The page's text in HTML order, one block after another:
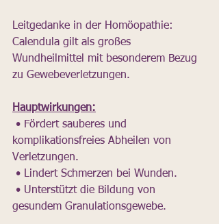
Leitgedanke in der Homöopathie:
Calendula gilt als großes
Wundheilmittel mit besonderem Bezug
zu Gewebeverletzungen.
Hauptwirkungen:
komplikationsfreies Abheilen von
Verletzungen.
• Lindert Schmerzen bei Wunden.
gesundem Granulationsgewebe.